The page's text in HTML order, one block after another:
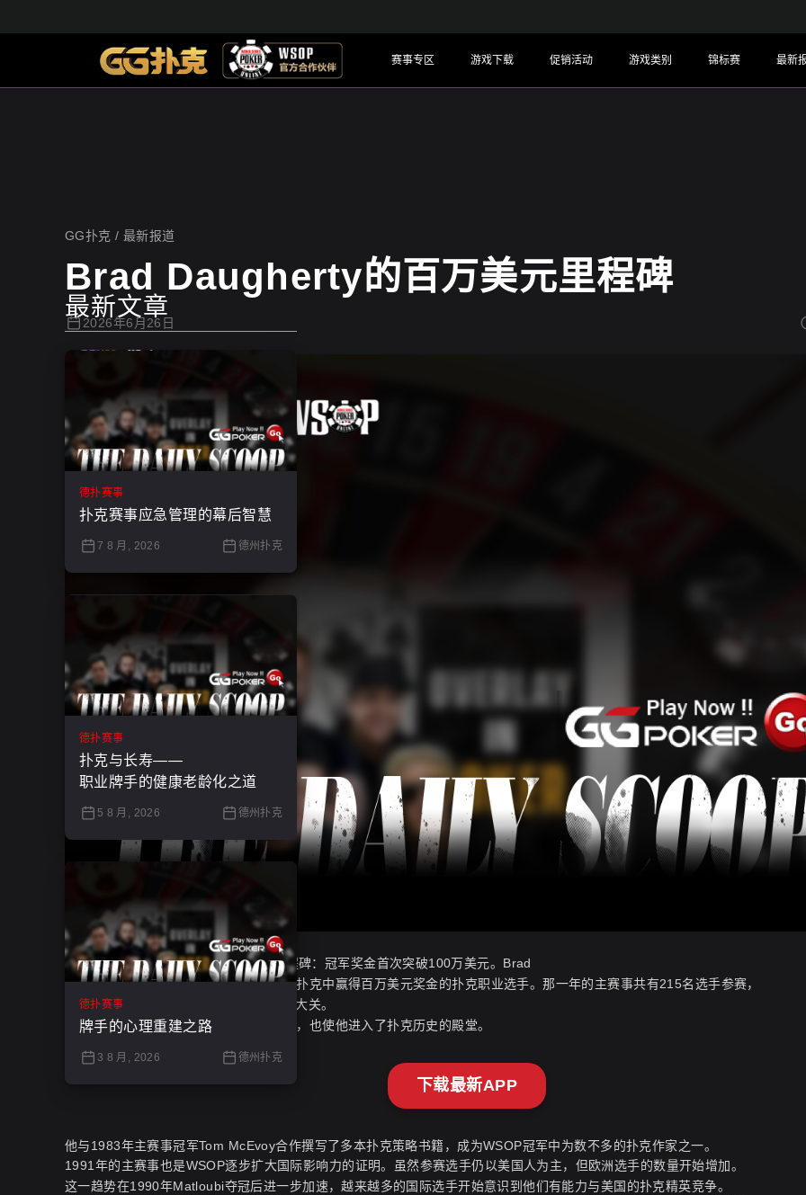
赛事专区 游戏下载 促销活动 游戏类别 锦标赛 最新
GG扑克 / 最新报道
Brad Daugherty的百万美元里程碑
2026年6月26日
WSOP主赛事迎来了历史上的又一个里程碑：冠军奖金首次突破100万美元。Brad
Daugherty成为有史以来第一位在锦标赛扑克中赢得百万美元奖金的扑克职业选手。那一年的主赛事共有215名选手参赛，
是WSOP历史上首次参赛人数突破200人大关。
Daugherty的胜利不仅使他成为百万富翁，也使他进入了扑克历史的殿堂。
下载最新APP
他与1983年主赛事冠军Tom McEvoy合作撰写了多本扑克策略书籍，成为WSOP冠军中为数不多的扑克作家之一。
1991年的主赛事也是WSOP逐步扩大国际影响力的证明。虽然参赛选手仍以美国人为主，但欧洲选手的数量开始增加。
这一趋势在1990年Matloubi夺冠后进一步加速，越来越多的国际选手开始意识到他们有能力与美国的扑克精英竞争。
最新文章
德扑赛事
扑克赛事应急管理的幕后智慧
7 8 月, 2026 德州扑克
德扑赛事
扑克与长寿——
职业牌手的健康老龄化之道
5 8 月, 2026 德州扑克
德扑赛事
牌手的心理重建之路
3 8 月, 2026 德州扑克